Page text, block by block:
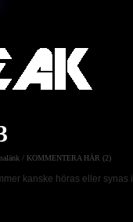
/ KOMMENTERA HÄR (2)
kanske höras eller synas i